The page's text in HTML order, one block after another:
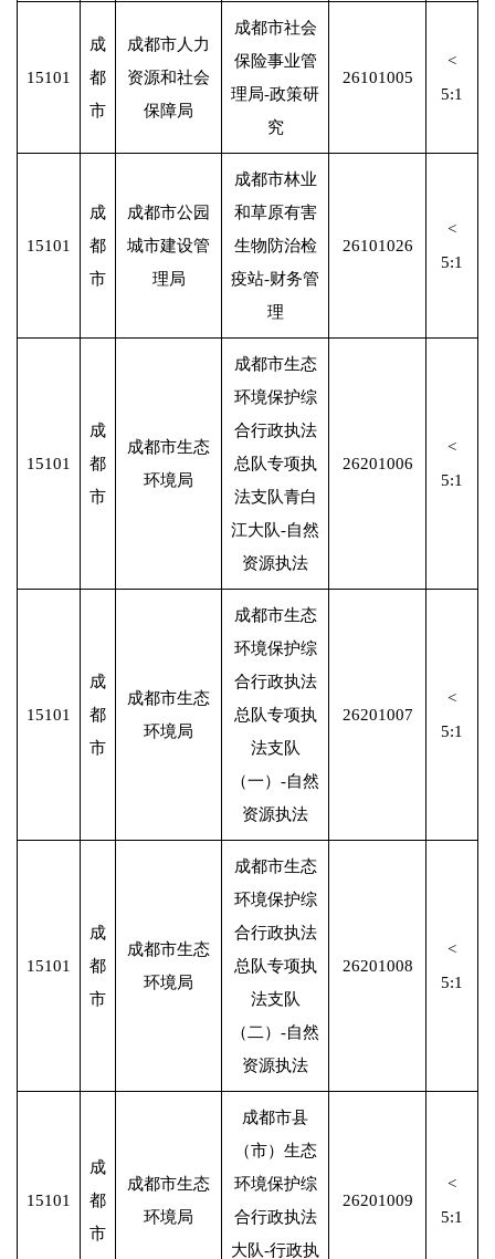
15101
成
都
市
成都市人力
资源和社会
保障局
成都市社会
保险事业管
理局-政策研
究
26101005
<
5:1
15101
成
都
市
成都市公园
城市建设管
理局
成都市林业
和草原有害
生物防治检
疫站-财务管
理
26101026
<
5:1
15101
成
都
市
成都市生态
环境局
成都市生态
环境保护综
合行政执法
总队专项执
法支队青白
江大队-自然
资源执法
26201006
<
5:1
15101
成
都
市
成都市生态
环境局
成都市生态
环境保护综
合行政执法
总队专项执
法支队
（一）-自然
资源执法
26201007
<
5:1
15101
成
都
市
成都市生态
环境局
成都市生态
环境保护综
合行政执法
总队专项执
法支队
（二）-自然
资源执法
26201008
<
5:1
15101
成
都
市
成都市生态
环境局
成都市县
（市）生态
环境保护综
合行政执法
大队-行政执
26201009
<
5:1